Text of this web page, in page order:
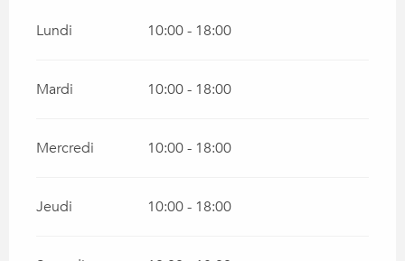
Lundi 10:00 - 18:00
Mardi 10:00 - 18:00
Mercredi 10:00 - 18:00
Jeudi 10:00 - 18:00